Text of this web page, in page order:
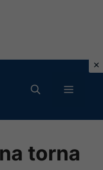
MENU
torna